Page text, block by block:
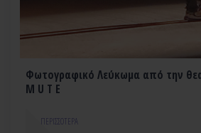
Φωτογραφικό Λεύκωμα από την
M U T E
ΠΕΡΙΣΣΌΤΕΡΑ